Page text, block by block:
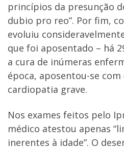
princípios da presunção
dubio pro reo”. Por fim,
evoluiu
que foi aposentado – há
a cura de inúmeras
época, aposentou-se
cardiopatia grave.
Nos exames feitos pelo
médico atestou apenas
inerentes à idade”. O